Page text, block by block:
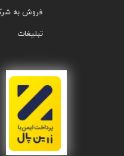
فروش به
تبلیغات